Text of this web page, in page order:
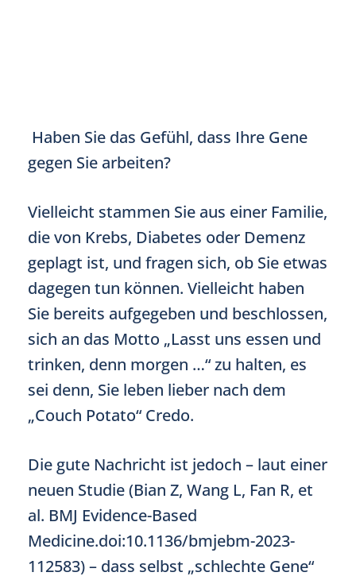
Haben Sie das Gefühl, dass Ihre Gene
gegen Sie arbeiten?
Vielleicht stammen Sie aus einer Familie,
die von Krebs, Diabetes oder Demenz
geplagt ist, und fragen sich, ob Sie etwas
dagegen tun können. Vielleicht haben
Sie bereits aufgegeben und beschlossen,
sich an das Motto „Lasst uns essen und
trinken, denn morgen …“ zu halten, es
sei denn, Sie leben lieber nach dem
„Couch Potato“ Credo.
Die gute Nachricht ist jedoch – laut einer
neuen Studie (Bian Z, Wang L, Fan R, et
al. BMJ Evidence-Based
Medicine.doi:10.1136/bmjebm-2023-
112583) – dass selbst „schlechte Gene“